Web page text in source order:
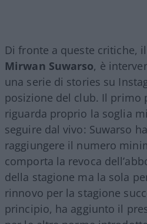
Di fronte a queste critiche,
Mirwan Suwarso, è
una serie di stories su
posizione del club. Il primo
riguarda proprio la soglia
seguire dal vivo: Suwarso
raggiungere il numero
comporta la revoca
della stagione ma la sola
rinnovo per la stagione
principio, ha aggiunto il